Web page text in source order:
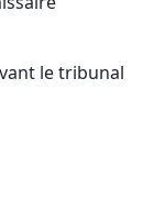
le tribunal